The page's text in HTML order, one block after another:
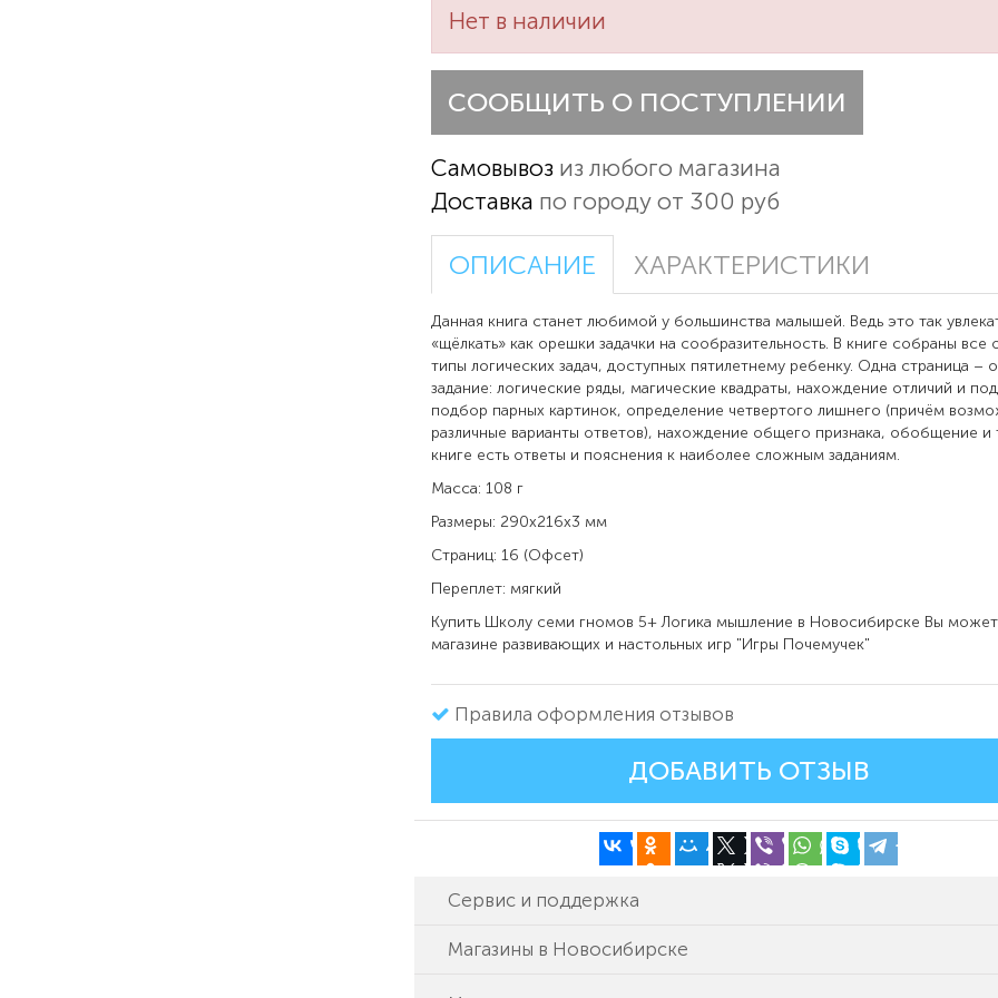
Нет в наличии
СООБЩИТЬ О ПОСТУПЛЕНИИ
Самовывоз из любого магазина
Доставка по городу от 300 руб
ОПИСАНИЕ ХАРАКТЕРИСТИКИ
Данная книга станет любимой у большинства малышей. Ведь это так
«щёлкать» как орешки задачки на сообразительность. В книге собраны все
типы логических задач, доступных пятилетнему ребенку. Одна страница –
задание: логические ряды, магические квадраты, нахождение отличий и
подбор парных картинок, определение четвертого лишнего (причём
различные варианты ответов), нахождение общего признака, обобщение и
книге есть ответы и пояснения к наиболее сложным заданиям.
Масса: 108 г
Размеры: 290x216x3 мм
Страниц: 16 (Офсет)
Переплет: мягкий
Купить Школу семи гномов 5+ Логика мышление в Новосибирске Вы
магазине развивающих и настольных игр "Игры Почемучек"
Правила оформления отзывов
ДОБАВИТЬ ОТЗЫВ
Сервис и поддержка
Магазины в Новосибирске